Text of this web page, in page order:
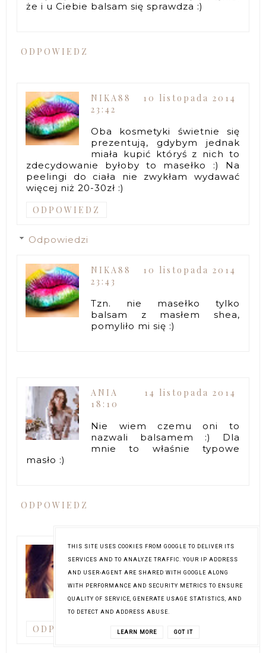
że i u Ciebie balsam się sprawdza :)
ODPOWIEDZ
NIKA88
10 listopada 2014
23:42
Oba kosmetyki świetnie się
prezentują, gdybym jednak
miała kupić któryś z nich to
zdecydowanie byłoby to masełko :) Na
peelingi do ciała nie zwykłam wydawać
więcej niż 20-30zł :)
ODPOWIEDZ
Odpowiedzi
NIKA88
10 listopada 2014
23:43
Tzn. nie masełko tylko
balsam z masłem shea,
pomyliło mi się :)
ANIA
14 listopada 2014
18:10
Nie wiem czemu oni to
nazwali balsamem :) Dla
mnie to właśnie typowe
masło :)
ODPOWIEDZ
RARITY
11 listopada 2014
16:04
chętnie wypróbuję
zestaw,tylko na jakąśś
promocje musze trafić : )
ODPOWIEDZ
THIS SITE USES COOKIES FROM GOOGLE TO DELIVER ITS
SERVICES AND TO ANALYZE TRAFFIC. YOUR IP ADDRESS
AND USER-AGENT ARE SHARED WITH GOOGLE ALONG
WITH PERFORMANCE AND SECURITY METRICS TO ENSURE
QUALITY OF SERVICE, GENERATE USAGE STATISTICS, AND
TO DETECT AND ADDRESS ABUSE.
LEARN MORE GOT IT